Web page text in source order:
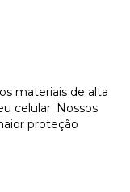
materiais de alta
celular. Nossos
proteção